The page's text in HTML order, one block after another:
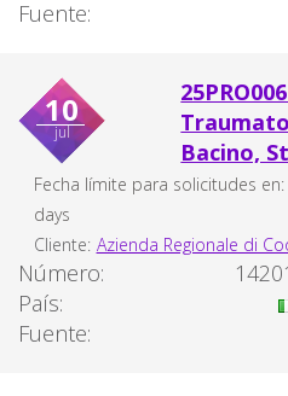
Fuente:
10
jul
Bacino,
Fecha límite para solicitudes en:
days
Cliente: Azienda Regionale di
Número:
País:
Fuente: